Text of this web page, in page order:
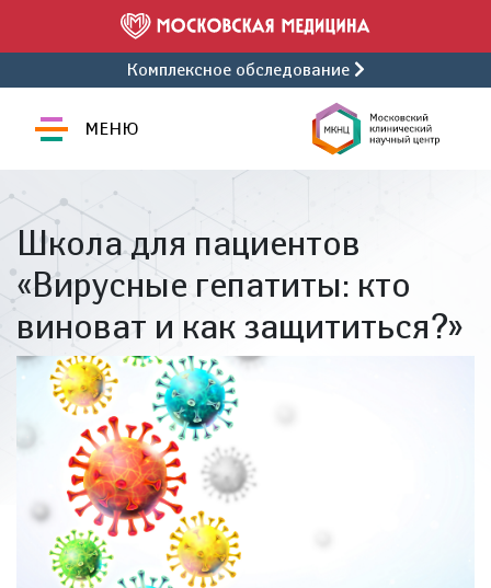
Комплексное обследование
МЕНЮ
Школа для пациентов
«Вирусные гепатиты: кто
виноват и как защититься?»